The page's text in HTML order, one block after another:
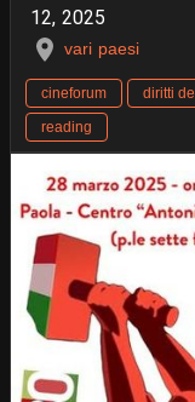
12, 2025
vari paesi
cineforum diritti
reading